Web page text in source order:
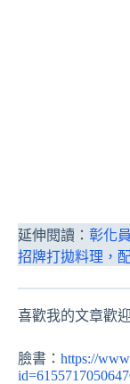
延伸閱讀： 彰化
招牌打拋料理，
喜歡我的文章歡
臉書： https://